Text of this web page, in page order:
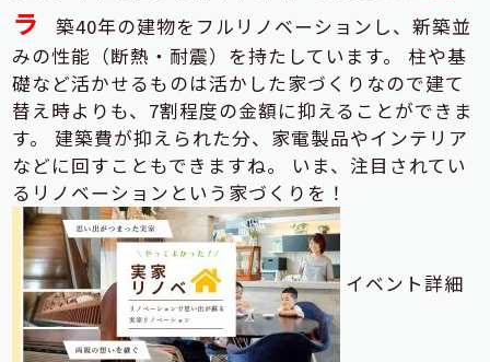
ラ
築40年の建物をフルリノベーションし、新築並
みの性能（断熱・耐震）を持たしています。 柱や基
礎など活かせるものは活かした家づくりなので建て
替え時よりも、7割程度の金額に抑えることができま
す。 建築費が抑えられた分、家電製品やインテリア
などに回すこともできますね。 いま、注目されてい
るリノベーションという家づくりを！
イベント詳細